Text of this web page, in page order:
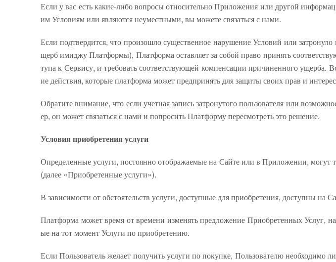
Если у вас есть какие-либо вопросы относительно Приложения или другой
им Условиям или являются неуместными, вы можете связаться с нами.
Если подтвердится, что произошло существенное нарушение Условий или
щерб имиджу Платформы), Платформа оставляет за собой право принять
тупа к Сервису, и требовать соответствующей компенсации причиненного
ие действия, которые платформа может предпринять для защиты своих прав и
Обратите внимание, что если учетная запись затронутого пользователя или
ер, он может связаться с нами и попросить Платформу пересмотреть это решение.
Условия приобретения услуги
Определенные услуги, постоянно отображаемые на Сайте или в Приложении, могут
(далее «Приобретенные услуги»).
В зависимости от обстоятельств услуги, доступные для приобретения, доступны
Платформа может время от времени изменять предложение Приобретенных Услуг,
ые на тот момент Услуги по приобретению.
Если Пользователь желает получить услуги по покупке, Пользователю